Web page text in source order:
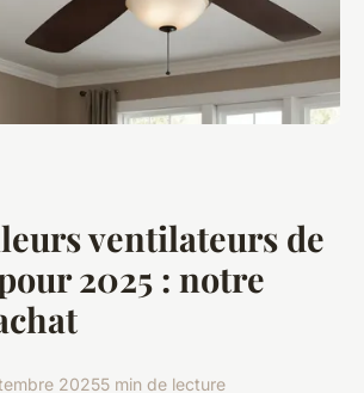
ventilateurs de
2025 : notre
20255 min de lecture